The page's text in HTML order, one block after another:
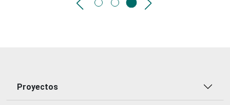
Proyectos